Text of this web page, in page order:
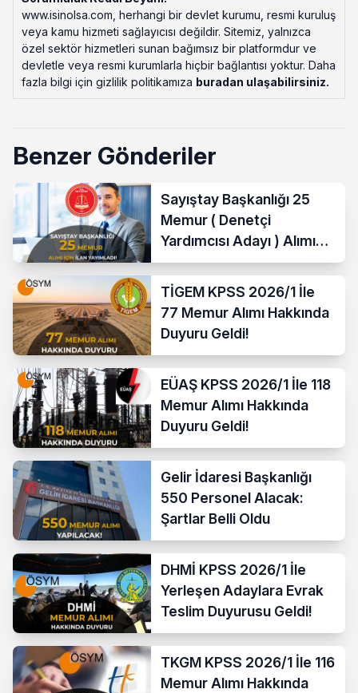
www.isinolsa.com, herhangi bir devlet kurumu, resmi kuruluş
veya kamu hizmeti sağlayıcısı değildir. Sitemiz, yalnızca
özel sektör hizmetleri sunan bağımsız bir platformdur ve
devletle veya resmi kurumlarla hiçbir bağlantısı yoktur. Daha
fazla bilgi için gizlilik politikamıza buradan ulaşabilirsiniz.
Benzer Gönderiler
Sayıştay Başkanlığı 25
Memur ( Denetçi
Yardımcısı Adayı ) Alımı
Yapacak
TİGEM KPSS 2026/1 İle
77 Memur Alımı Hakkında
Duyuru Geldi!
EÜAŞ KPSS 2026/1 İle 118
Memur Alımı Hakkında
Duyuru Geldi!
Gelir İdaresi Başkanlığı
550 Personel Alacak:
Şartlar Belli Oldu
DHMİ KPSS 2026/1 İle
Yerleşen Adaylara Evrak
Teslim Duyurusu Geldi!
TKGM KPSS 2026/1 İle 116
Memur Alımı Hakkında